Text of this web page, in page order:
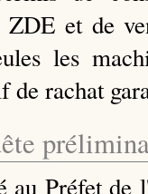
ZDE et de
les
de rachat
au Préfet